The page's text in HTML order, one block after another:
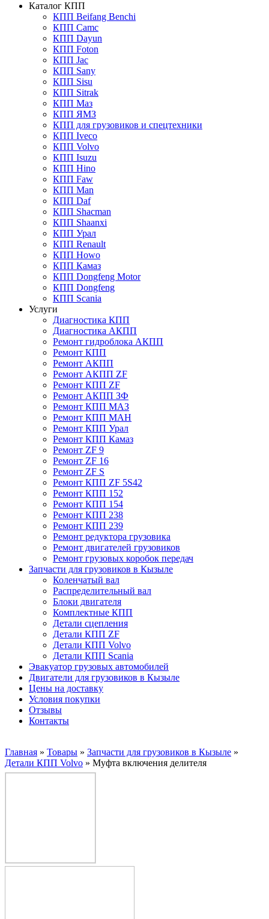
Каталог КПП
КПП Beifang Benchi
КПП Camc
КПП Dayun
КПП Foton
КПП Jac
КПП Sany
КПП Sisu
КПП Sitrak
КПП Маз
КПП ЯМЗ
КПП для грузовиков и спецтехники
КПП Iveco
КПП Volvo
КПП Isuzu
КПП Hino
КПП Faw
КПП Man
КПП Daf
КПП Shacman
КПП Shaanxi
КПП Урал
КПП Renault
КПП Howo
КПП Камаз
КПП Dongfeng Motor
КПП Dongfeng
КПП Scania
Услуги
Диагностика КПП
Диагностика АКПП
Ремонт гидроблока АКПП
Ремонт КПП
Ремонт АКПП
Ремонт АКПП ZF
Ремонт КПП ZF
Ремонт АКПП ЗФ
Ремонт КПП МАЗ
Ремонт КПП МАН
Ремонт КПП Урал
Ремонт КПП Камаз
Ремонт ZF 9
Ремонт ZF 16
Ремонт ZF S
Ремонт КПП ZF 5S42
Ремонт КПП 152
Ремонт КПП 154
Ремонт КПП 238
Ремонт КПП 239
Ремонт редуктора грузовика
Ремонт двигателей грузовиков
Ремонт грузовых коробок передач
Запчасти для грузовиков в Кызыле
Коленчатый вал
Распределительный вал
Блоки двигателя
Комплектные КПП
Детали сцепления
Детали КПП ZF
Детали КПП Volvo
Детали КПП Scania
Эвакуатор грузовых автомобилей
Двигатели для грузовиков в Кызыле
Цены на доставку
Условия покупки
Отзывы
Контакты
Главная » Товары » Запчасти для грузовиков в Кызыле »
Детали КПП Volvo » Муфта включения делителя